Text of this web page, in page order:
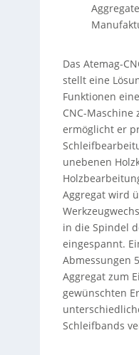
Das Atemag-
stellt eine
Funktionen
CNC-
ermöglicht er
unebenen
Aggregat wird
in die Spindel
eingespannt.
Abmessungen
Aggregat zum
gewünschten
Schleifbands